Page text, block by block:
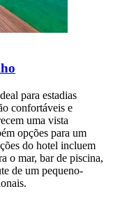
para estadias
confortáveis e
uma vista
opções para um
do hotel incluem
o mar, bar de piscina,
de um pequeno-